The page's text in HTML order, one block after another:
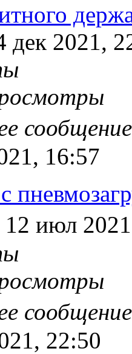
дек 2021,
16:57
12 июл
22:50